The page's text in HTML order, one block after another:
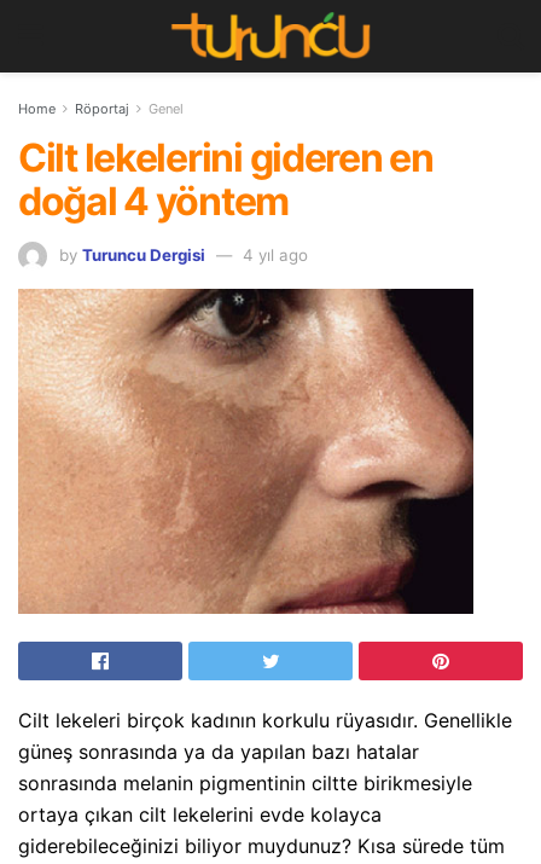
Home Röportaj Genel
Cilt lekelerini gideren en
doğal 4 yöntem
by Turuncu Dergisi 4 yıl ago
Cilt lekeleri birçok kadının korkulu rüyasıdır. Genellikle
güneş sonrasında ya da yapılan bazı hatalar
sonrasında melanin pigmentinin ciltte birikmesiyle
ortaya çıkan cilt lekelerini evde kolayca
giderebileceğinizi biliyor muydunuz? Kısa sürede tüm